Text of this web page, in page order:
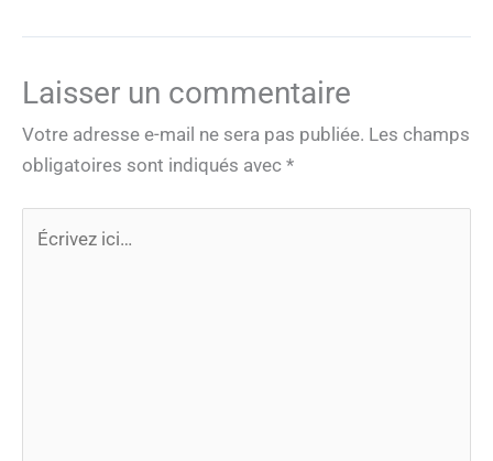
Laisser un commentaire
Votre adresse e-mail ne sera pas publiée. Les champs
obligatoires sont indiqués avec *